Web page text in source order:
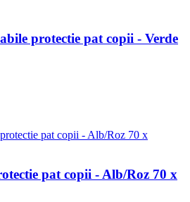
protectie pat copii - Verde
pat copii - Alb/Roz 70 x